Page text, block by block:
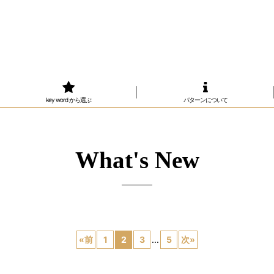
key word から選ぶ パターンについて
What's New
«前 1 2 3 ... 5 次»